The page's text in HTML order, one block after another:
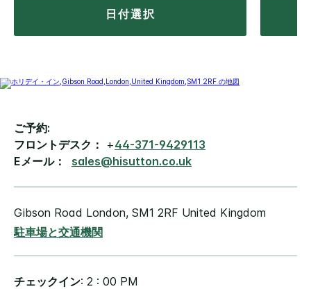
日付選択
ご予約:
フロントデスク：
+44-371-9429113
Eメール：
sales@hisutton.co.uk
Gibson Road London, SM1 2RF United Kingdom
駐車場と交通機関
チェックイン: 2 : 00 PM